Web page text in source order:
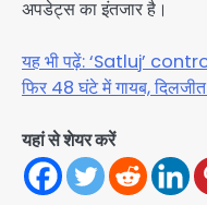
अपडेट्स का इंतजार है।
यह भी पढ़ें: ‘Satluj’
फिर 48 घंटे में गायब,
यहां से शेयर करें